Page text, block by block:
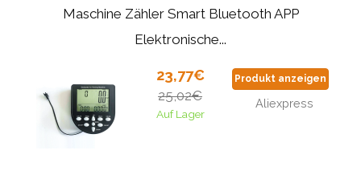
Maschine Zähler Smart Bluetooth APP
Elektronische...
23,77€
25,02€
Auf Lager
Produkt anzeigen
Aliexpress